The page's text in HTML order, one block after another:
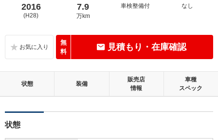
2016
(H28)
7.9
万km
車検整備付
なし
無
料
見積もり・在庫確認
状態 装備
販売店
情報
車種
スペック
状態